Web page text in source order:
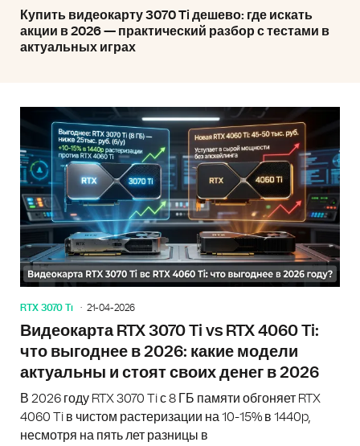
Купить видеокарту 3070 Ti дешево: где искать
акции в 2026 — практический разбор с тестами в
актуальных играх
RTX 3070 Ti 21-04-2026
Видеокарта RTX 3070 Ti vs RTX 4060 Ti:
что выгоднее в 2026: какие модели
актуальны и стоят своих денег в 2026
В 2026 году RTX 3070 Ti с 8 ГБ памяти обгоняет RTX
4060 Ti в чистом растеризации на 10-15% в 1440p,
несмотря на пять лет разницы в